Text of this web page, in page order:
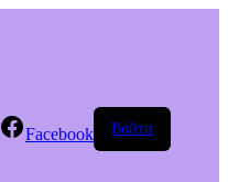
Facebook Войти